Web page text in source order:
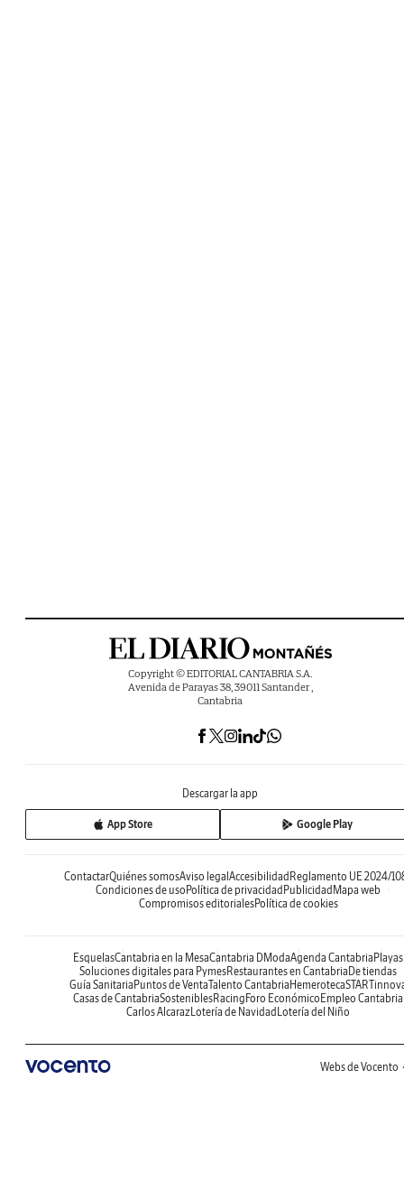
Copyright © EDITORIAL CANTABRIA S.A.
Avenida de Parayas 38, 39011 Santander ,
Cantabria
Descargar la app
App Store Google Play
ContactarQuiénes somosAviso legalAccesibilidadReglamento UE 2024/
Condiciones de usoPolítica de privacidadPublicidadMapa web
Compromisos editorialesPolítica de cookies
EsquelasCantabria en la MesaCantabria DModaAgenda CantabriaPlayas
Soluciones digitales para PymesRestaurantes en CantabriaDe tiendas
Guía SanitariaPuntos de VentaTalento CantabriaHemeroteca
Casas de CantabriaSosteniblesRacingForo EconómicoEmpleo Cantabria
Carlos AlcarazLotería de NavidadLotería del Niño
Webs de Vocento